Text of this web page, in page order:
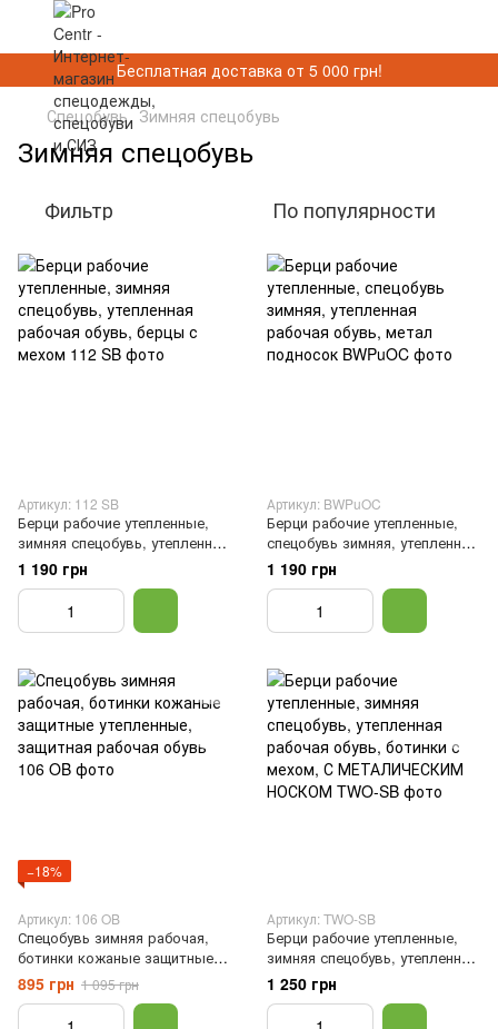
Бесплатная доставка от 5 000 грн!
Спецобувь Зимняя спецобувь
Зимняя спецобувь
Фильтр По популярности
Артикул: 112 SB
Берци рабочие утепленные,
зимняя спецобувь, утепленная
рабочая обувь, берцы с
мехом, Черный, 47
1 190 грн
Артикул: BWPuOC
Берци рабочие утепленные,
спецобувь зимняя, утепленная
рабочая обувь, метал
подносок, Черный, 40
1 190 грн
−18%
Артикул: 106 OB
Спецобувь зимняя рабочая,
ботинки кожаные защитные
утепленные, защитная
рабочая обувь, Черный, 40
895 грн 1 095 грн
Артикул: TWO-SB
Берци рабочие утепленные,
зимняя спецобувь, утепленная
рабочая обувь, ботинки с
мехом, С МЕТАЛИЧЕСКИМ
НОСКОМ, Черный, 39
1 250 грн